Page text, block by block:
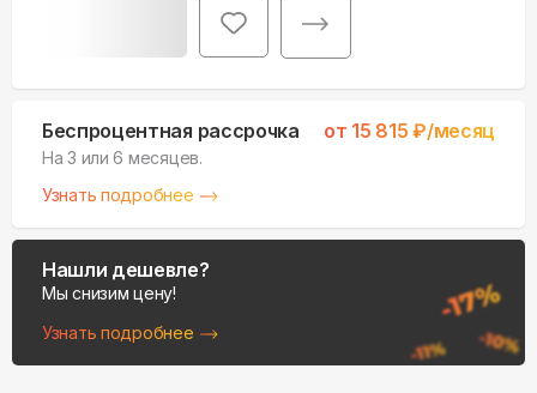
Беспроцентная рассрочка от 15 815 ₽/месяц
На 3 или 6 месяцев.
Узнать подробнее
Нашли дешевле?
Мы снизим цену!
Узнать подробнее